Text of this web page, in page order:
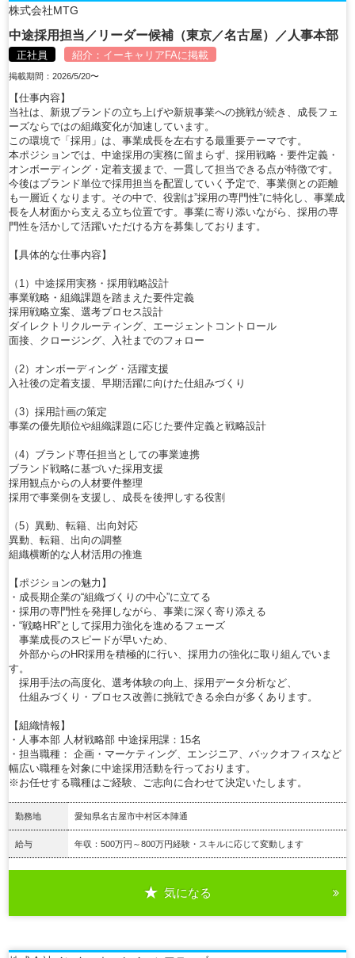
株式会社MTG
中途採用担当／リーダー候補（東京／名古屋）／人事本部
正社員 紹介： イーキャリアFAに掲載
掲載期間：2026/5/20〜
【仕事内容】
当社は、新規ブランドの立ち上げや新規事業への挑戦が続き、成長フェ
ーズならではの組織変化が加速しています。
この環境で「採用」は、事業成長を左右する最重要テーマです。
本ポジションでは、中途採用の実務に留まらず、採用戦略・要件定義・
オンボーディング・定着支援まで、一貫して担当できる点が特徴です。
今後はブランド単位で採用担当を配置していく予定で、事業側との距離
も一層近くなります。その中で、役割は”採用の専門性”に特化し、事業成
長を人材面から支える立ち位置です。事業に寄り添いながら、採用の専
門性を活かして活躍いただける方を募集しております。
【具体的な仕事内容】
（1）中途採用実務・採用戦略設計
事業戦略・組織課題を踏まえた要件定義
採用戦略立案、選考プロセス設計
ダイレクトリクルーティング、エージェントコントロール
面接、クロージング、入社までのフォロー
（2）オンボーディング・活躍支援
入社後の定着支援、早期活躍に向けた仕組みづくり
（3）採用計画の策定
事業の優先順位や組織課題に応じた要件定義と戦略設計
（4）ブランド専任担当としての事業連携
ブランド戦略に基づいた採用支援
採用観点からの人材要件整理
採用で事業側を支援し、成長を後押しする役割
（5）異動、転籍、出向対応
異動、転籍、出向の調整
組織横断的な人材活用の推進
【ポジションの魅力】
・成長期企業の“組織づくりの中心”に立てる
・採用の専門性を発揮しながら、事業に深く寄り添える
・“戦略HR”として採用力強化を進めるフェーズ
事業成長のスピードが早いため、
外部からのHR採用を積極的に行い、採用力の強化に取り組んでいま
す。
採用手法の高度化、選考体験の向上、採用データ分析など、
仕組みづくり・プロセス改善に挑戦できる余白が多くあります。
【組織情報】
・人事本部 人材戦略部 中途採用課：15名
・担当職種： 企画・マーケティング、エンジニア、バックオフィスなど
幅広い職種を対象に中途採用活動を行っております。
※お任せする職種はご経験、ご志向に合わせて決定いたします。
勤務地 愛知県名古屋市中村区本陣通
給与 年収：500万円～800万円経験・スキルに応じて変動します
気になる